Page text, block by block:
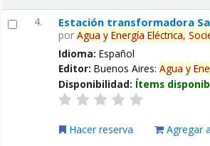
4. Estación transformadora
porAgua y Energía Eléctrica,
Idioma:Español
Editor:Buenos Aires:Agua y
Disponibilidad: Ítems
Hacer reserva Agregar